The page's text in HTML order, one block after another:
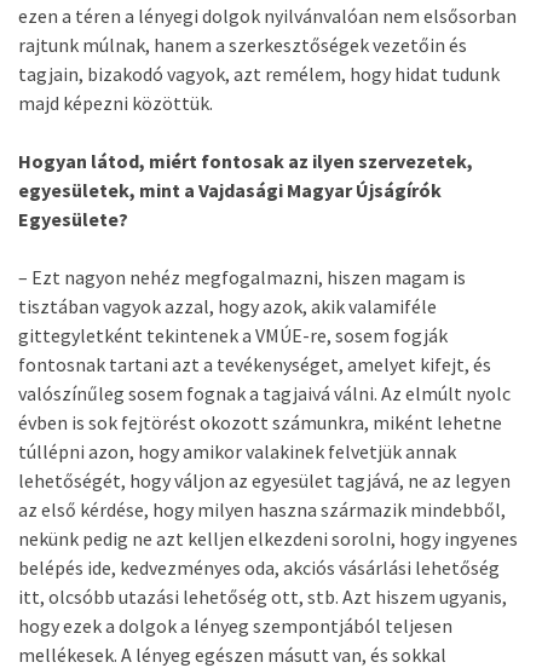
ezen a téren a lényegi dolgok nyilvánvalóan nem elsősorban
rajtunk múlnak, hanem a szerkesztőségek vezetőin és
tagjain, bizakodó vagyok, azt remélem, hogy hidat tudunk
majd képezni közöttük.
Hogyan látod, miért fontosak az ilyen szervezetek,
egyesületek, mint a Vajdasági Magyar Újságírók
Egyesülete?
– Ezt nagyon nehéz megfogalmazni, hiszen magam is
tisztában vagyok azzal, hogy azok, akik valamiféle
gittegyletként tekintenek a VMÚE-re, sosem fogják
fontosnak tartani azt a tevékenységet, amelyet kifejt, és
valószínűleg sosem fognak a tagjaivá válni. Az elmúlt nyolc
évben is sok fejtörést okozott számunkra, miként lehetne
túllépni azon, hogy amikor valakinek felvetjük annak
lehetőségét, hogy váljon az egyesület tagjává, ne az legyen
az első kérdése, hogy milyen haszna származik mindebből,
nekünk pedig ne azt kelljen elkezdeni sorolni, hogy ingyenes
belépés ide, kedvezményes oda, akciós vásárlási lehetőség
itt, olcsóbb utazási lehetőség ott, stb. Azt hiszem ugyanis,
hogy ezek a dolgok a lényeg szempontjából teljesen
mellékesek. A lényeg egészen másutt van, és sokkal